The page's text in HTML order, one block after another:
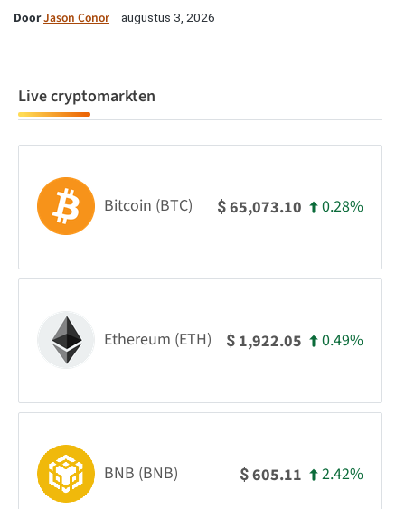
DoorJason Conor augustus 3, 2026
Live cryptomarkten
Bitcoin (BTC) $65,073.10 0.28%
Ethereum (ETH) $ 1,922.05 0.49%
BNB (BNB) $605.11 2.42%